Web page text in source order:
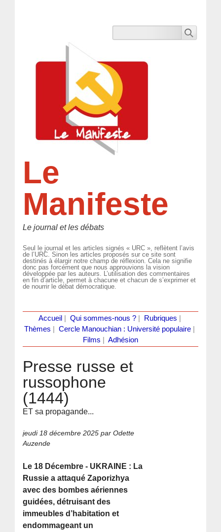
Le
Manifeste
Le journal et les débats
Seul le journal et les articles signés « URC », reflètent l’avis
de l’URC. Sinon les articles proposés sur ce site sont
destinés à élargir notre champ de réflexion. Cela ne signifie
donc pas forcément que nous approuvions la vision
développée par les auteurs. L’utilisation des commentaires
en fin d’article, permet à chacune et chacun de s’exprimer et
de nourrir le débat démocratique.
Accueil Qui sommes-nous ?| Rubriques
Thèmes
Cercle Manouchian : Université populaire
Films
Adhésion
Presse russe et
russophone
(1444)
ET sa propagande...
jeudi 18 décembre 2025 par Odette
Auzende
Le 18 Décembre - UKRAINE : La
Russie a attaqué Zaporizhya
avec des bombes aériennes
guidées, détruisant des
immeubles d’habitation et
endommageant un